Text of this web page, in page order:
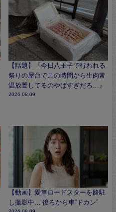
【話題】『今日八王子で行われる
祭りの屋台でこの時間から生肉常
温放置してるのやばすぎだろ…』
2026.08.09
【動画】愛車ロードスターを路駐
し撮影中… 後ろから車“ドカン”
2026.08.09